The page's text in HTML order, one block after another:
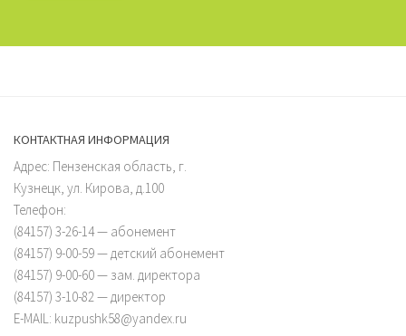
КОНТАКТНАЯ ИНФОРМАЦИЯ
Адрес: Пензенская область, г.
Кузнецк, ул. Кирова, д.100
Телефон:
(84157) 3-26-14 — абонемент
(84157) 9-00-59 — детский абонемент
(84157) 9-00-60 — зам. директора
(84157) 3-10-82 — директор
E-MAIL: kuzpushk58@yandex.ru